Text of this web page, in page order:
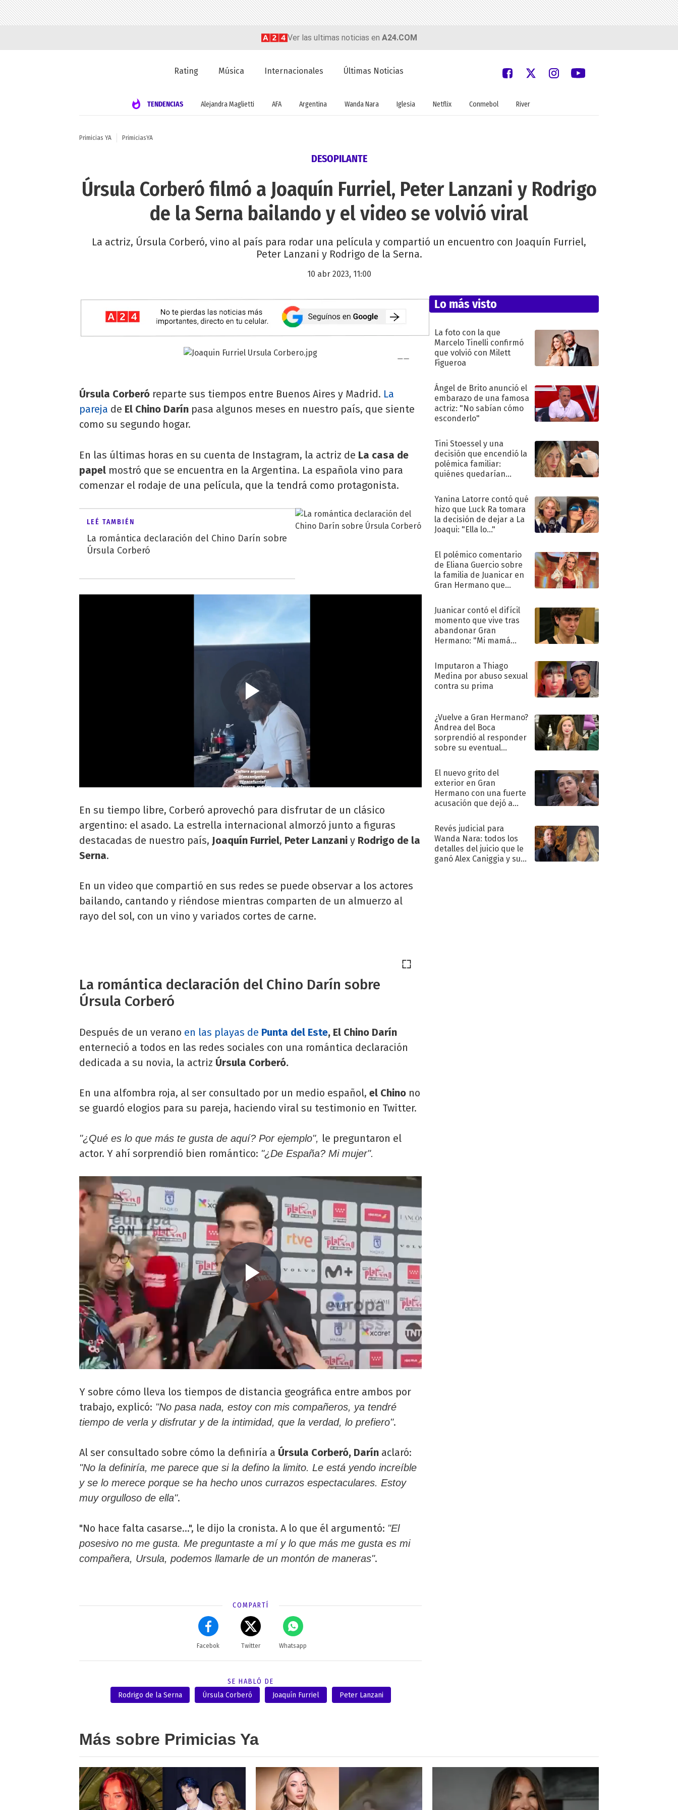
Ver las ultimas noticias en A24.COM
Rating Música Internacionales Últimas Noticias
TENDENCIAS Alejandra Maglietti AFA Argentina Wanda Nara Iglesia Netflix Conmebol River
Primicias YA PrimiciasYA
DESOPILANTE
Úrsula Corberó filmó a Joaquín Furriel, Peter Lanzani y Rodrigo
de la Serna bailando y el video se volvió viral
La actriz, Úrsula Corberó, vino al país para rodar una película y compartió un encuentro con Joaquín Furriel,
Peter Lanzani y Rodrigo de la Serna.
10 abr 2023, 11:00
Úrsula Corberó reparte sus tiempos entre Buenos Aires y Madrid. La
pareja de El Chino Darín pasa algunos meses en nuestro país, que siente
como su segundo hogar.
En las últimas horas en su cuenta de Instagram, la actriz de La casa de
papel mostró que se encuentra en la Argentina. La española vino para
comenzar el rodaje de una película, que la tendrá como protagonista.
LEÉ TAMBIÉN
La romántica declaración del Chino Darín sobre
Úrsula Corberó
En su tiempo libre, Corberó aprovechó para disfrutar de un clásico
argentino: el asado. La estrella internacional almorzó junto a figuras
destacadas de nuestro país, Joaquín Furriel, Peter Lanzani y Rodrigo de la
Serna.
En un video que compartió en sus redes se puede observar a los actores
bailando, cantando y riéndose mientras comparten de un almuerzo al
rayo del sol, con un vino y variados cortes de carne.
La romántica declaración del Chino Darín sobre
Úrsula Corberó
Después de un verano en las playas de Punta del Este, El Chino Darín
enterneció a todos en las redes sociales con una romántica declaración
dedicada a su novia, la actriz Úrsula Corberó.
En una alfombra roja, al ser consultado por un medio español, el Chino no
se guardó elogios para su pareja, haciendo viral su testimonio en Twitter.
"¿Qué es lo que más te gusta de aquí? Por ejemplo", le preguntaron el
actor. Y ahí sorprendió bien romántico: "¿De España? Mi mujer".
Y sobre cómo lleva los tiempos de distancia geográfica entre ambos por
trabajo, explicó: "No pasa nada, estoy con mis compañeros, ya tendré
tiempo de verla y disfrutar y de la intimidad, que la verdad, lo prefiero".
Al ser consultado sobre cómo la definiría a Úrsula Corberó, Darín aclaró:
"No la definiría, me parece que si la defino la limito. Le está yendo increíble
y se lo merece porque se ha hecho unos currazos espectaculares. Estoy
muy orgulloso de ella".
"No hace falta casarse...", le dijo la cronista. A lo que él argumentó: "El
posesivo no me gusta. Me preguntaste a mí y lo que más me gusta es mi
compañera, Ursula, podemos llamarle de un montón de maneras".
COMPARTÍ
Facebok Twitter Whatsapp
SE HABLÓ DE
Rodrigo de la Serna
Úrsula Corberó Joaquín Furriel Peter Lanzani
Lo más visto
La foto con la que
Marcelo Tinelli confirmó
que volvió con Milett
Figueroa
Ángel de Brito anunció el
embarazo de una famosa
actriz: "No sabían cómo
esconderlo"
Tini Stoessel y una
decisión que encendió la
polémica familiar:
quiénes quedarían
Yanina Latorre contó qué
hizo que Luck Ra tomara
la decisión de dejar a La
Joaqui: "Ella lo..."
El polémico comentario
de Eliana Guercio sobre
la familia de Juanicar en
Gran Hermano que
Juanicar contó el difícil
momento que vive tras
abandonar Gran
Hermano: "Mi mamá
Imputaron a Thiago
Medina por abuso sexual
contra su prima
¿Vuelve a Gran Hermano?
Andrea del Boca
sorprendió al responder
sobre su eventual
El nuevo grito del
exterior en Gran
Hermano con una fuerte
acusación que dejó a
"Traidora"
Revés judicial para
Wanda Nara: todos los
detalles del juicio que le
ganó Alex Caniggia y sus
Más sobre Primicias Ya